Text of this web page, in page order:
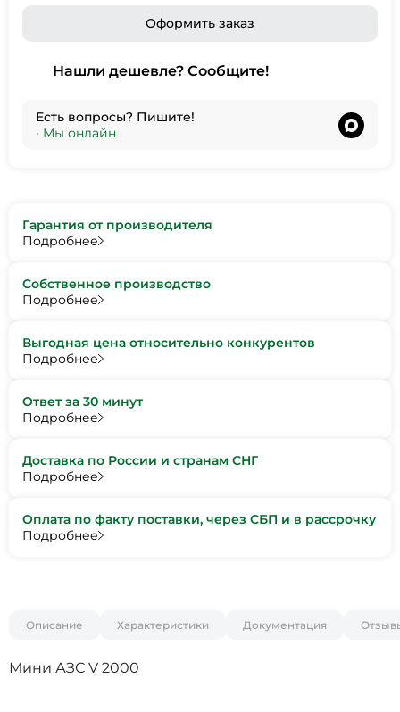
Оформить заказ
Нашли дешевле? Сообщите!
Есть вопросы? Пишите!
• Мы онлайн
Гарантия от производителя
Подробнее
Собственное производство
Подробнее
Выгодная цена относительно конкурентов
Подробнее
Ответ за 30 минут
Подробнее
Доставка по России и странам СНГ
Подробнее
Оплата по факту поставки, через СБП и в рассрочку
Подробнее
Описание Характеристики Документация
Мини АЗС V 2000